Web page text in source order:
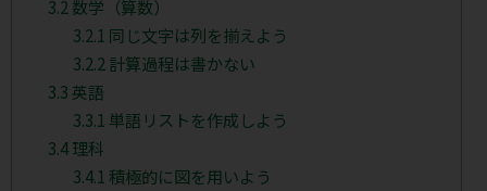
3.2 数学（算数）
3.2.1 同じ文字は列を揃えよう
3.2.2 計算過程は書かない
3.3 英語
3.3.1 単語リストを作成しよう
3.4理科
3.4.1 積極的に図を用いよう